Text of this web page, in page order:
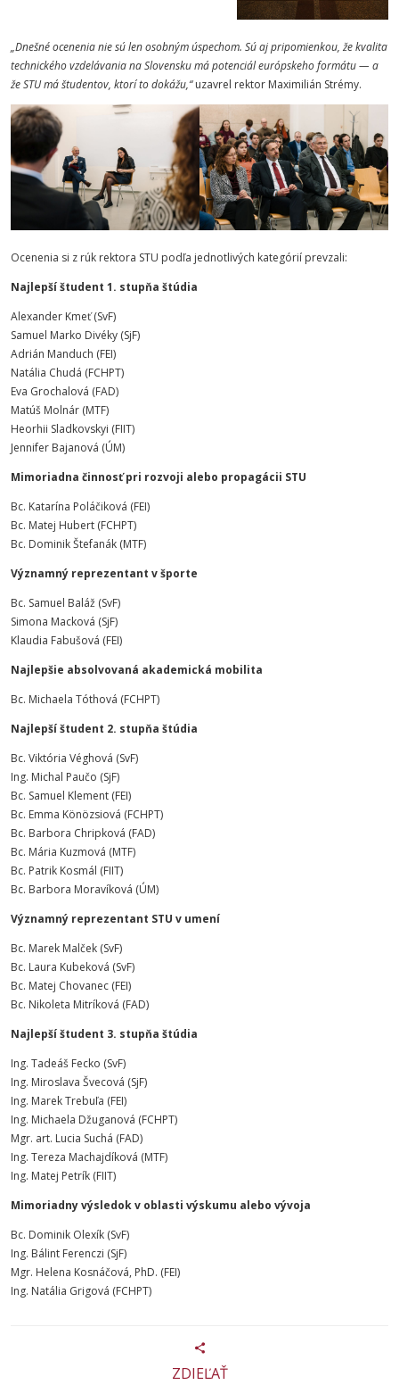
„Dnešné ocenenia nie sú len osobným úspechom. Sú aj pripomienkou, že kvalita
technického vzdelávania na Slovensku má potenciál európskeho formátu — a
že STU má študentov, ktorí to dokážu,“uzavrel rektor Maximilián Strémy.
Ocenenia si z rúk rektora STU podľa jednotlivých kategórií prevzali:
Najlepší študent 1. stupňa štúdia
Alexander Kmeť (SvF)
Samuel Marko Divéky (SjF)
Adrián Manduch (FEI)
Natália Chudá (FCHPT)
Eva Grochalová (FAD)
Matúš Molnár (MTF)
Heorhii Sladkovskyi (FIIT)
Jennifer Bajanová (ÚM)
Mimoriadna činnosť pri rozvoji alebo propagácii STU
Bc. Katarína Poláčiková (FEI)
Bc. Matej Hubert (FCHPT)
Bc. Dominik Štefanák (MTF)
Významný reprezentant v športe
Bc. Samuel Baláž (SvF)
Simona Macková (SjF)
Klaudia Fabušová (FEI)
Najlepšie absolvovaná akademická mobilita
Bc. Michaela Tóthová (FCHPT)
Najlepší študent 2. stupňa štúdia
Bc. Viktória Véghová (SvF)
Ing. Michal Paučo (SjF)
Bc. Samuel Klement (FEI)
Bc. Emma Könözsiová (FCHPT)
Bc. Barbora Chripková (FAD)
Bc. Mária Kuzmová (MTF)
Bc. Patrik Kosmál (FIIT)
Bc. Barbora Moravíková (ÚM)
Významný reprezentant STU v umení
Bc. Marek Malček (SvF)
Bc. Laura Kubeková (SvF)
Bc. Matej Chovanec (FEI)
Bc. Nikoleta Mitríková (FAD)
Najlepší študent 3. stupňa štúdia
Ing. Tadeáš Fecko (SvF)
Ing. Miroslava Švecová (SjF)
Ing. Marek Trebuľa (FEI)
Ing. Michaela Džuganová (FCHPT)
Mgr. art. Lucia Suchá (FAD)
Ing. Tereza Machajdíková (MTF)
Ing. Matej Petrík (FIIT)
Mimoriadny výsledok v oblasti výskumu alebo vývoja
Bc. Dominik Olexík (SvF)
Ing. Bálint Ferenczi (SjF)
Mgr. Helena Kosnáčová, PhD. (FEI)
Ing. Natália Grigová (FCHPT)
ZDIEĽAŤ